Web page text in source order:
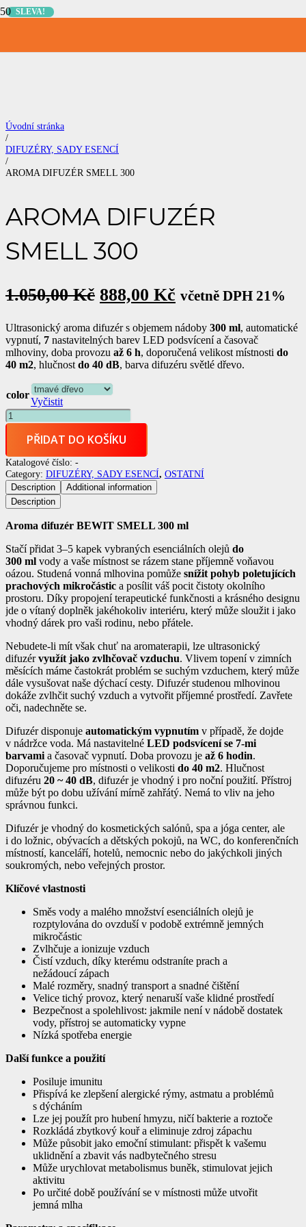
Úvodní stránka
/
DIFUZÉRY, SADY ESENCÍ
/
AROMA DIFUZÉR SMELL 300
AROMA DIFUZÉR
SMELL 300
1.050,00Kč Original
was:
1.050,00 Kč.
888,00 Kč Current
is:
888,00 Kč.
včetně DPH 21%
Ultrasonický aroma difuzér s objemem nádoby 300 ml, automatické
vypnutí, 7 nastavitelných barev LED podsvícení a časovač
mlhoviny, doba provozu až 6 h, doporučená velikost místnosti do
40 m2, hlučnostdo 40 dB, barva difuzéru světlé dřevo.
color
Vyčistit
AROMA
DIFUZÉR
SMELL
300
množství
PŘIDAT DO KOŠÍKU
Katalogové číslo: -
Category: DIFUZÉRY, SADY ESENCÍ, OSTATNÍ
Description
Additional information
Description
Aroma difuzér BEWIT SMELL 300 ml
Stačí přidat 3–5 kapek vybraných esenciálních olejů do
300 ml vody a vaše místnost se rázem stane příjemně voňavou
oázou. Studená vonná mlhovina pomůže snížit pohyb poletujících
prachových mikročástic a posílit váš pocit čistoty okolního
prostoru. Díky propojení terapeutické funkčnosti a krásného designu
jde o vítaný doplněk jakéhokoliv interiéru, který může sloužit i jako
vhodný dárek pro vaši rodinu, nebo přátele.
Nebudete-li mít však chuť na aromaterapii, lze ultrasonický
difuzérvyužít jako zvlhčovač vzduchu. Vlivem topení v zimních
měsících máme častokrát problém se suchým vzduchem, který může
dále vysušovat naše dýchací cesty. Difuzér studenou mlhovinou
dokáže zvlhčit suchý vzduch a vytvořit příjemné prostředí. Zavřete
oči, nadechněte se.
Difuzér disponuje automatickým vypnutím v případě, že dojde
v nádržce voda. Má nastavitelné LED podsvícení se 7-mi
barvami a časovač vypnutí. Doba provozu je až 6 hodin.
Doporučujeme pro místnosti o velikosti do 40 m2. Hlučnost
difuzéru 20 ~ 40 dB, difuzér je vhodný i pro noční použití. Přístroj
může být po dobu užívání mírně zahřátý. Nemá to vliv na jeho
správnou funkci.
Difuzér je vhodný do kosmetických salónů, spa a jóga center, ale
i do ložnic, obývacích a dětských pokojů, na WC, do konferenčních
místností, kanceláří, hotelů, nemocnic nebo do jakýchkoli jiných
soukromých, nebo veřejných prostor.
Klíčové vlastnosti
Směs vody a malého množství esenciálních olejů je
rozptylována do ovzduší v podobě extrémně jemných
mikročástic
Zvlhčuje a ionizuje vzduch
Čistí vzduch, díky kterému odstraníte prach a
nežádoucí zápach
Malé rozměry, snadný transport a snadné čištění
Velice tichý provoz, který nenaruší vaše klidné prostředí
Bezpečnost a spolehlivost: jakmile není v nádobě dostatek
vody, přístroj se automaticky vypne
Nízká spotřeba energie
Další funkce a použití
Posiluje imunitu
Přispívá ke zlepšení alergické rýmy, astmatu a problémů
s dýcháním
Lze jej použít pro hubení hmyzu, ničí bakterie a roztoče
Rozkládá zbytkový kouř a eliminuje zdroj zápachu
Může působit jako emoční stimulant: přispět k vašemu
uklidnění a zbavit vás nadbytečného stresu
Může urychlovat metabolismus buněk, stimulovat jejich
aktivitu
Po určité době používání se v místnosti může utvořit
jemná mlha
SLEVA!